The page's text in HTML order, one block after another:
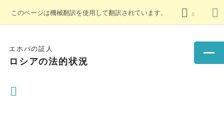
このページは機械翻訳を使用して翻訳されています。
エホバの証人
ロシアの法的状況